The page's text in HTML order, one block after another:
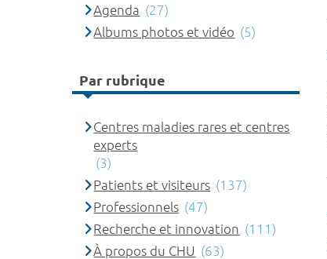
Agenda (27)
Albums photos et vidéo (5)
Par rubrique
Centres maladies rares et centres
experts
(3)
Patients et visiteurs (137)
Professionnels (47)
Recherche et innovation (111)
À propos du CHU (63)